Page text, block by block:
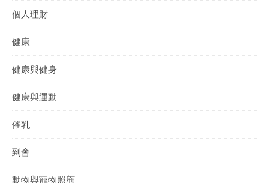
個人理財
健康
健康與健身
健康與運動
催乳
到會
動物與寵物照顧